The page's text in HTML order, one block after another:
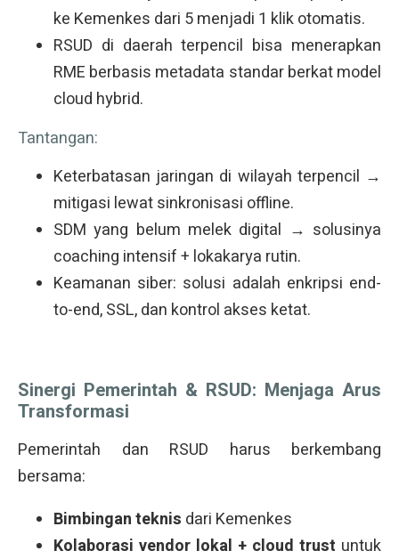
ke Kemenkes dari 5 menjadi 1 klik otomatis.
RSUD di daerah terpencil bisa menerapkan
RME berbasis metadata standar berkat model
cloud hybrid.
Tantangan:
Keterbatasan jaringan di wilayah terpencil →
mitigasi lewat sinkronisasi offline.
SDM yang belum melek digital → solusinya
coaching intensif + lokakarya rutin.
Keamanan siber: solusi adalah enkripsi end-
to-end, SSL, dan kontrol akses ketat.
Sinergi Pemerintah & RSUD: Menjaga Arus
Transformasi
Pemerintah dan RSUD harus berkembang
bersama:
Bimbingan teknis dari Kemenkes
Kolaborasi vendor lokal + cloud trust untuk